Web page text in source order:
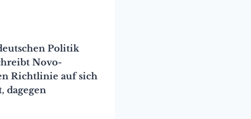
Politik
Novo-
Richtlinie auf sich
dagegen